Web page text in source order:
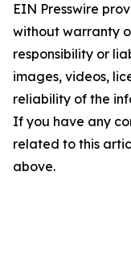
EIN Presswire
without warranty
responsibility or
images, videos,
reliability of the
If you have any
related to this
above.